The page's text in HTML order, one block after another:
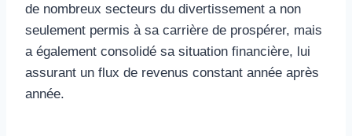
de nombreux secteurs du divertissement a non
seulement permis à sa carrière de prospérer, mais
a également consolidé sa situation financière, lui
assurant un flux de revenus constant année après
année.